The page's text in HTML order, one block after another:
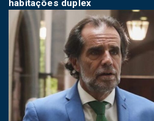
habitações duplex